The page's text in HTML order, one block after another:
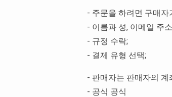
- 주문을 하려면 구매
- 이름과 성, 이메일 주
- 규정 수락;
- 결제 유형 선택;
- 판매자는 판매자의
- 공식 공식